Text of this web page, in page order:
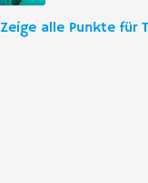
Zeige alle Punkte für